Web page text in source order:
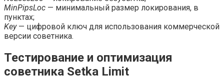
MinPipsLoc — минимальный размер локирования, в
пунктах;
Key— цифровой ключ для использования коммерческой
версии советника.
Тестирование и оптимизация
советника Setka Limit